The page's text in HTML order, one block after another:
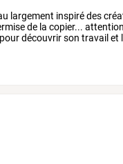
largement inspirédes
de la copier... attention
pourdécouvrirson travail et